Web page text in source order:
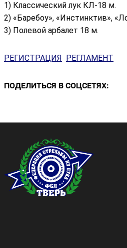
1) Классический лук КЛ-18 м.
2) «Баребоу», «Инстинктив»,
3) Полевой арбалет 18 м.
РЕГИСТРАЦИЯ РЕГЛАМЕНТ
ПОДЕЛИТЬСЯ В СОЦСЕТЯХ: